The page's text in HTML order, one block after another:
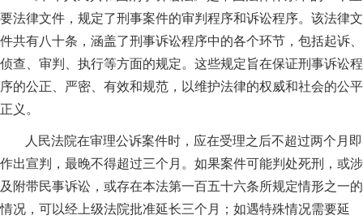
要法律文件，规定了刑事案件的审判程序和诉讼程序。该法律文
件共有八十条，涵盖了刑事诉讼程序中的各个环节，包括起诉、
侦查、审判、执行等方面的规定。这些规定旨在保证刑事诉讼程
序的公正、严密、有效和规范，以维护法律的权威和社会的公平
正义。
人民法院在审理公诉案件时，应在受理之后不超过两个月即
作出宣判，最晚不得超过三个月。如果案件可能判处死刑，或涉
及附带民事诉讼，或存在本法第一百五十六条所规定情形之一的
情况，可以经上级法院批准延长三个月；如遇特殊情况需要延